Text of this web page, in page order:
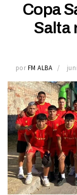
Copa
Salta
por FM ALBA